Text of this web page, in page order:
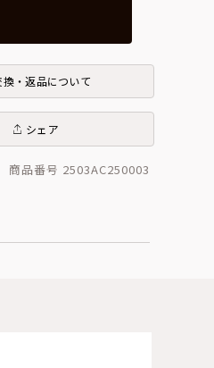
換・返品について
シェア
商品番号 2503AC250003